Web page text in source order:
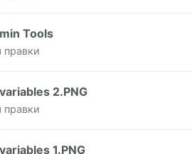
Tools
правки
2.PNG
правки
1.PNG